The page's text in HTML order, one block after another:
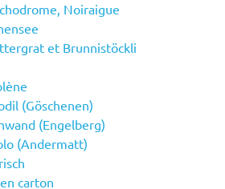
Noiraigue
et Brunnistöckli
(Göschenen)
(Engelberg)
(Andermatt)
carton